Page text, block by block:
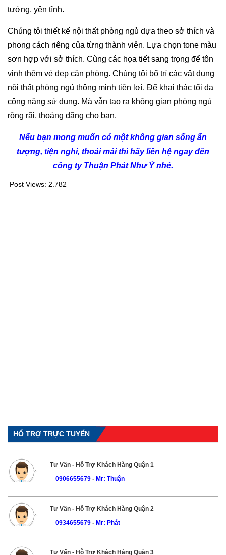
tưởng, yên tĩnh.
Chúng tôi thiết kế nội thất phòng ngủ dựa theo sở thích và
phong cách riêng của từng thành viên. Lựa chọn tone màu
sơn hợp với sở thích. Cùng các họa tiết sang trọng để tôn
vinh thêm vẻ đẹp căn phòng. Chúng tôi bố trí các vật dụng
nội thất phòng ngủ thông minh tiện lợi. Để khai thác tối đa
công năng sử dụng. Mà vẫn tạo ra không gian phòng ngủ
rộng rãi, thoáng đãng cho bạn.
Nếu bạn mong muốn có một không gian sống ấn
tượng, tiện nghi, thoải mái thì hãy liên hệ ngay đến
công ty Thuận Phát Như Ý nhé.
Post Views: 2.782
HỔ TRỢ TRỰC TUYẾN
Tư Vấn - Hỗ Trợ Khách Hàng Quận 1
0906655679 - Mr: Thuận
Tư Vấn - Hỗ Trợ Khách Hàng Quận 2
0934655679- Mr: Phát
Tư Vấn - Hỗ Trợ Khách Hàng Quận 3